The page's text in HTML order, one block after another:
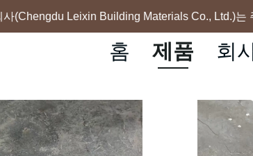
Leixin Building Materials Co., Ltd.)는
홈 제품 회